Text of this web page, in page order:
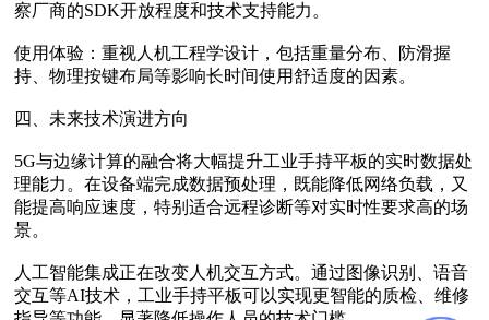
察厂商的SDK开放程度和技术支持能力。
使用体验‌：重视人机工程学设计，包括重量分布、防滑握
持、物理按键布局等影响长时间使用舒适度的因素。
四、未来技术演进方向
5G与边缘计算的融合‌将大幅提升工业手持平板的实时数据处
理能力。在设备端完成数据预处理，既能降低网络负载，又
能提高响应速度，特别适合远程诊断等对实时性要求高的场
景。
人工智能集成‌正在改变人机交互方式。通过图像识别、语音
交互等AI技术，工业手持平板可以实现更智能的质检、维修